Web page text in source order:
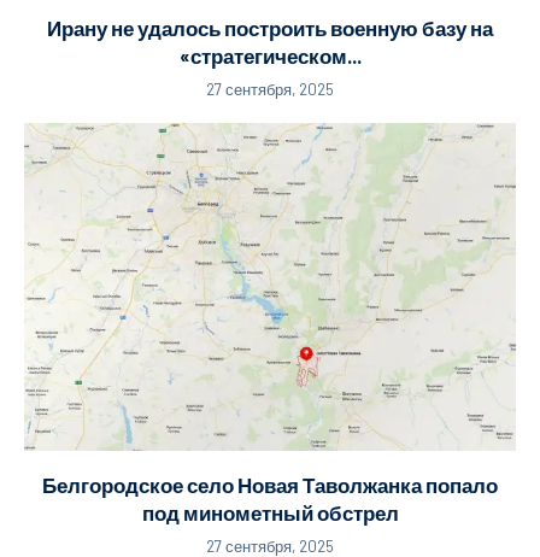
Ирану не удалось построить военную базу на
«стратегическом...
27 сентября, 2025
Белгородское село Новая Таволжанка попало
под минометный обстрел
27 сентября, 2025